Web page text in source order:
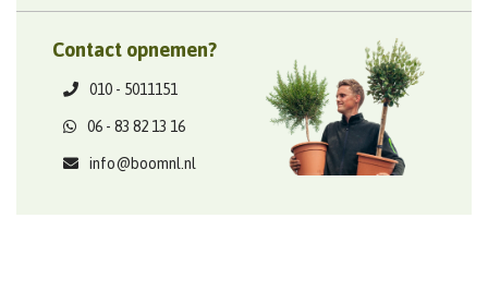
Contact opnemen?
010 - 5011151
06 - 83 82 13 16
info@boomnl.nl